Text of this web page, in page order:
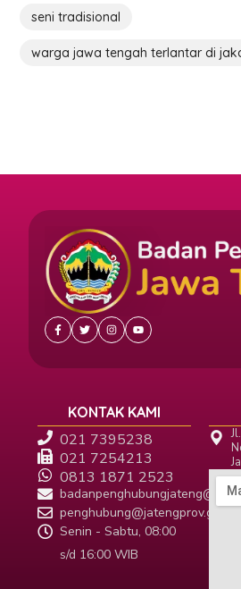
seni tradisional
warga jawa tengah terlantar di
KONTAK KAMI
021 7395238
021 7254213
0813 1871 2523
penghubung@jatengprov.go.id
Senin - Sabtu, 08:00
s/d 16:00 WIB